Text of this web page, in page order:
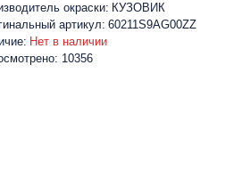
Нет в наличии
окраски: КУЗОВИК
артикул: 60211S9AG00ZZ
10356